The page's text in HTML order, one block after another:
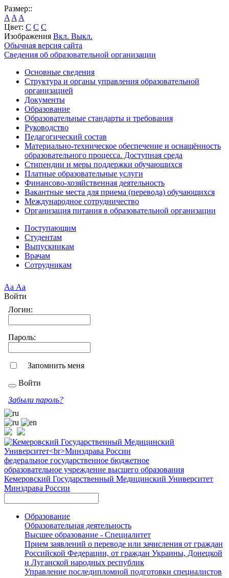
Размер::
A A A
Цвет: C C C
Изображения Вкл. Выкл.
Обычная версия сайта
Сведения об образовательной организации
Основные сведения
Структура и органы управления образовательной
организацией
Документы
Образование
Образовательные стандарты и требования
Руководство
Педагогический состав
Материально-техническое обеспечение и оснащённость
образовательного процесса. Доступная среда
Стипендии и меры поддержки обучающихся
Платные образовательные услуги
Финансово-хозяйственная деятельность
Вакантные места для приема (перевода) обучающихся
Международное сотрудничество
Организация питания в образовательной организации
Поступающим
Студентам
Выпускникам
Врачам
Сотрудникам
Аа Аа
Войти
Логин:
Пароль:
Запомнить меня
Войти
Забыли пароль?
федеральное государственное бюджетное
образовательное учреждение высшего образования
Кемеровский Государственный Медицинский Университет
Минздрава России
Образование
Образовательная деятельность
Высшее образование - Специалитет
Прием заявлений о переводе или зачисления от граждан
Российской Федерации, от граждан Украины, Донецкой
и Луганской народных республик
Управление последипломной подготовки специалистов